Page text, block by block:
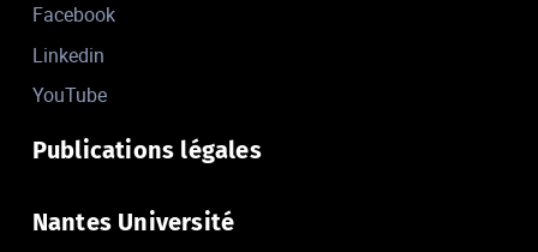
Facebook
Linkedin
YouTube
Publications légales
Nantes Université